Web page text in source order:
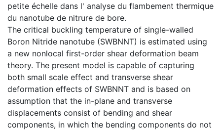
petite échelle dans l' analyse du flambement thermique
du nanotube de nitrure de bore.
The critical buckling temperature of single-walled
Boron Nitride nanotube (SWBNNT) is estimated using
a new nonlocal first-order shear deformation beam
theory. The present model is capable of capturing
both small scale effect and transverse shear
deformation effects of SWBNNT and is based on
assumption that the in-plane and transverse
displacements consist of bending and shear
components, in which the bending components do not